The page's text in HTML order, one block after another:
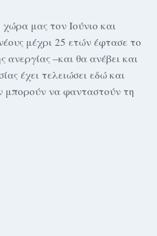
μας τον Ιούνιο και
μέχρι 25 ετών έφτασε το
ανεργίας –και θα ανέβει και
έχει τελειώσει εδώ και
μπορούν να φανταστούν τη